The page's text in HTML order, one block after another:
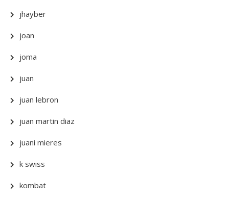
jhayber
joan
joma
juan
juan lebron
juan martin diaz
juani mieres
k swiss
kombat